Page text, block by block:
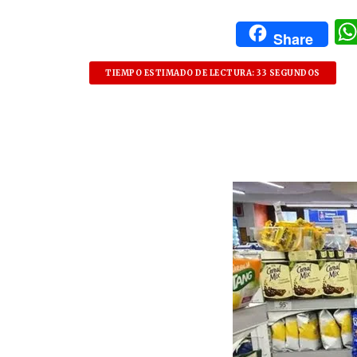
Share
TIEMPO ESTIMADO DE LECTURA: 33 SEGUNDOS